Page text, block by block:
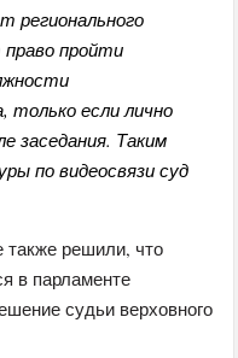
регионального
пройти
только если лично
заседания. Таким
по видеосвязи суд
также решили, что
в парламенте
судьи верховного